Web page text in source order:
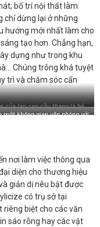
bố trí nội thất làm
chỉ dừng lại ở những
hướng mới nhất làm cho
tạo hơn. Chẳng hạn,
dựng như trong khu
Chúng trông khá tuyệt
trì và chăm sóc cẩn
của lan can cầu thang là hệ
thống cây xanh trang trí
một không gian văn phòng với
nơi làm việc thông qua
diện cho thương hiệu
giản dị nêu bật được
có trụ sở tại
riêng biệt cho các văn
sáo rỗng hay các vật